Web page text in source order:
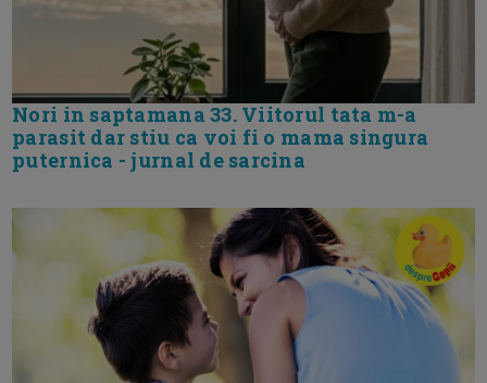
Nori in saptamana 33. Viitorul tata m-a
parasit dar stiu ca voi fi o mama singura
puternica - jurnal de sarcina